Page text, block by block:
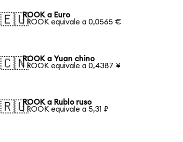
🇪🇺ROOK a Euro
1 ROOK equivale a 0,0565 €
🇨🇳ROOK a Yuan chino
1 ROOK equivale a 0,4387 ¥
🇷🇺ROOK a Rublo ruso
1 ROOK equivale a 5,31 ₽